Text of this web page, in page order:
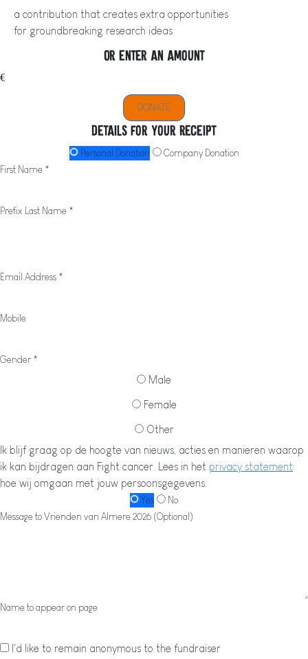
a contribution that creates extra opportunities
for groundbreaking research ideas
Or enter an amount
€
DONATE
Details for your receipt
Personal Donation
Company Donation
First Name *
Prefix Last Name *
Email Address *
Mobile
Gender *
Male
Female
Other
Ik blijf graag op de hoogte van nieuws, acties en manieren waarop
ik kan bijdragen aan Fight cancer. Lees in het privacy statement
hoe wij omgaan met jouw persoonsgegevens.
Yes
No
Message to Vrienden van Almere 2026 (Optional)
Name to appear on page
I'd like to remain anonymous to the fundraiser